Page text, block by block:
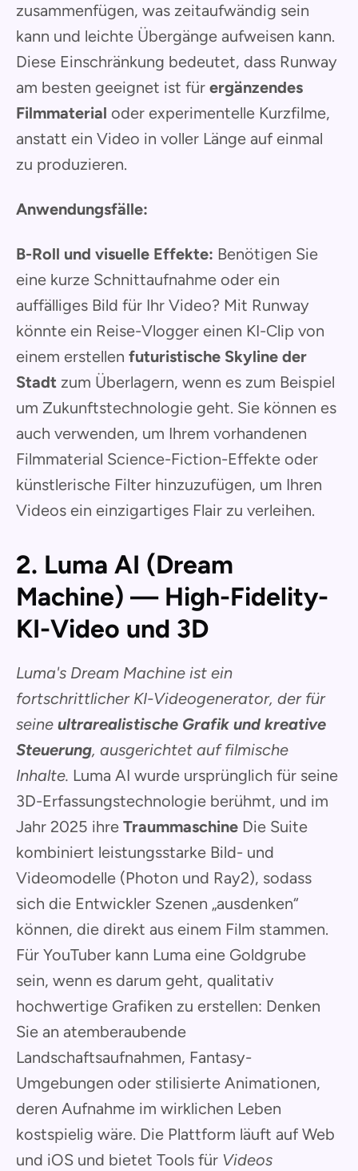
zusammenfügen, was zeitaufwändig sein
kann und leichte Übergänge aufweisen kann.
Diese Einschränkung bedeutet, dass Runway
am besten geeignet ist für ergänzendes
Filmmaterial oder experimentelle Kurzfilme,
anstatt ein Video in voller Länge auf einmal
zu produzieren.
Anwendungsfälle:
B-Roll und visuelle Effekte: Benötigen Sie
eine kurze Schnittaufnahme oder ein
auffälliges Bild für Ihr Video? Mit Runway
könnte ein Reise-Vlogger einen KI-Clip von
einem erstellen futuristische Skyline der
Stadt zum Überlagern, wenn es zum Beispiel
um Zukunftstechnologie geht. Sie können es
auch verwenden, um Ihrem vorhandenen
Filmmaterial Science-Fiction-Effekte oder
künstlerische Filter hinzuzufügen, um Ihren
Videos ein einzigartiges Flair zu verleihen.
2. Luma AI (Dream
Machine) — High-Fidelity-
KI-Video und 3D
Luma's Dream Machine ist ein
fortschrittlicher KI-Videogenerator, der für
seine ultrarealistische Grafik und kreative
Steuerung, ausgerichtet auf filmische
Inhalte. Luma AI wurde ursprünglich für seine
3D-Erfassungstechnologie berühmt, und im
Jahr 2025 ihre Traummaschine Die Suite
kombiniert leistungsstarke Bild- und
Videomodelle (Photon und Ray2), sodass
sich die Entwickler Szenen „ausdenken“
können, die direkt aus einem Film stammen.
Für YouTuber kann Luma eine Goldgrube
sein, wenn es darum geht, qualitativ
hochwertige Grafiken zu erstellen: Denken
Sie an atemberaubende
Landschaftsaufnahmen, Fantasy-
Umgebungen oder stilisierte Animationen,
deren Aufnahme im wirklichen Leben
kostspielig wäre. Die Plattform läuft auf Web
und iOS und bietet Tools für Videos